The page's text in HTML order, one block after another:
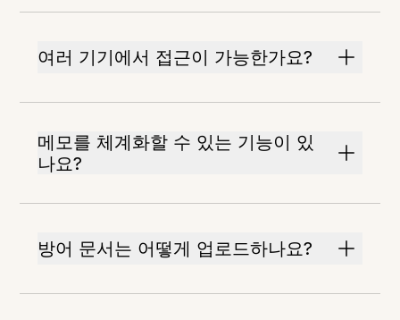
여러 기기에서 접근이 가능한가요?
메모를 체계화할 수 있는 기능이 있
나요?
방어 문서는 어떻게 업로드하나요?